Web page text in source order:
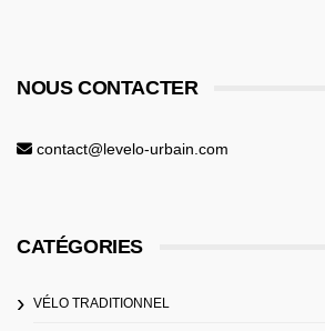
NOUS CONTACTER
contact@levelo-urbain.com
CATÉGORIES
VÉLO TRADITIONNEL